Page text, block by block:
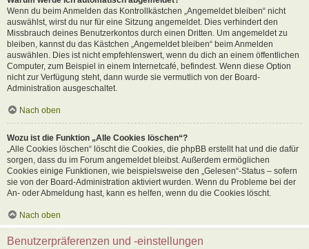
Wenn du beim Anmelden das Kontrollkästchen „Angemeldet bleiben“ nicht
auswählst, wirst du nur für eine Sitzung angemeldet. Dies verhindert den
Missbrauch deines Benutzerkontos durch einen Dritten. Um angemeldet zu
bleiben, kannst du das Kästchen „Angemeldet bleiben“ beim Anmelden
auswählen. Dies ist nicht empfehlenswert, wenn du dich an einem öffentlichen
Computer, zum Beispiel in einem Internetcafé, befindest. Wenn diese Option
nicht zur Verfügung steht, dann wurde sie vermutlich von der Board-
Administration ausgeschaltet.
Nach oben
Wozu ist die Funktion „Alle Cookies löschen“?
„Alle Cookies löschen“ löscht die Cookies, die phpBB erstellt hat und die dafür
sorgen, dass du im Forum angemeldet bleibst. Außerdem ermöglichen
Cookies einige Funktionen, wie beispielsweise den „Gelesen“-Status – sofern
sie von der Board-Administration aktiviert wurden. Wenn du Probleme bei der
An- oder Abmeldung hast, kann es helfen, wenn du die Cookies löscht.
Nach oben
Benutzerpräferenzen und -einstellungen